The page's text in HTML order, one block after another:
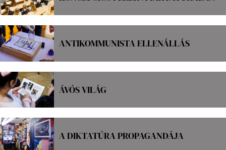
ANTIKOMMUNISTA ELLENÁLLÁS
ÁVÓS VILÁG
A DIKTATÚRA PROPAGANDÁJA